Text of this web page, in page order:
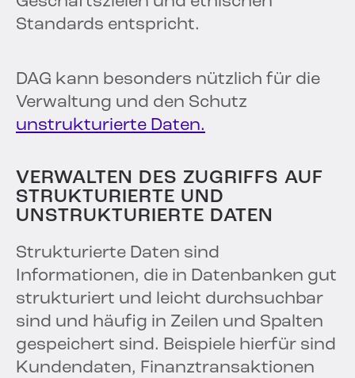
Standards entspricht.
DAG kann besonders nützlich für die
Verwaltung und den Schutz
unstrukturierte Daten.
VERWALTEN DES ZUGRIFFS AUF
STRUKTURIERTE UND
UNSTRUKTURIERTE DATEN
Strukturierte Daten sind
Informationen, die in Datenbanken gut
strukturiert und leicht durchsuchbar
sind und häufig in Zeilen und Spalten
gespeichert sind. Beispiele hierfür sind
Kundendaten, Finanztransaktionen